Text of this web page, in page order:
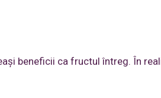
beneficii ca fructul întreg. În